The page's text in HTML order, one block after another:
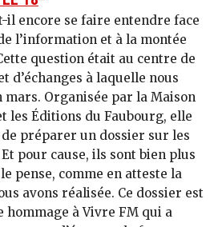
il encore se faire entendre face
l’information et à la montée
question était au centre de
d’échanges à laquelle nous
Organisée par la Maison
les Éditions du Faubourg, elle
de préparer un dossier sur les
pour cause, ils sont bien plus
pense, comme en atteste la
avons réalisée. Ce dossier est
hommage à Vivre FM qui a